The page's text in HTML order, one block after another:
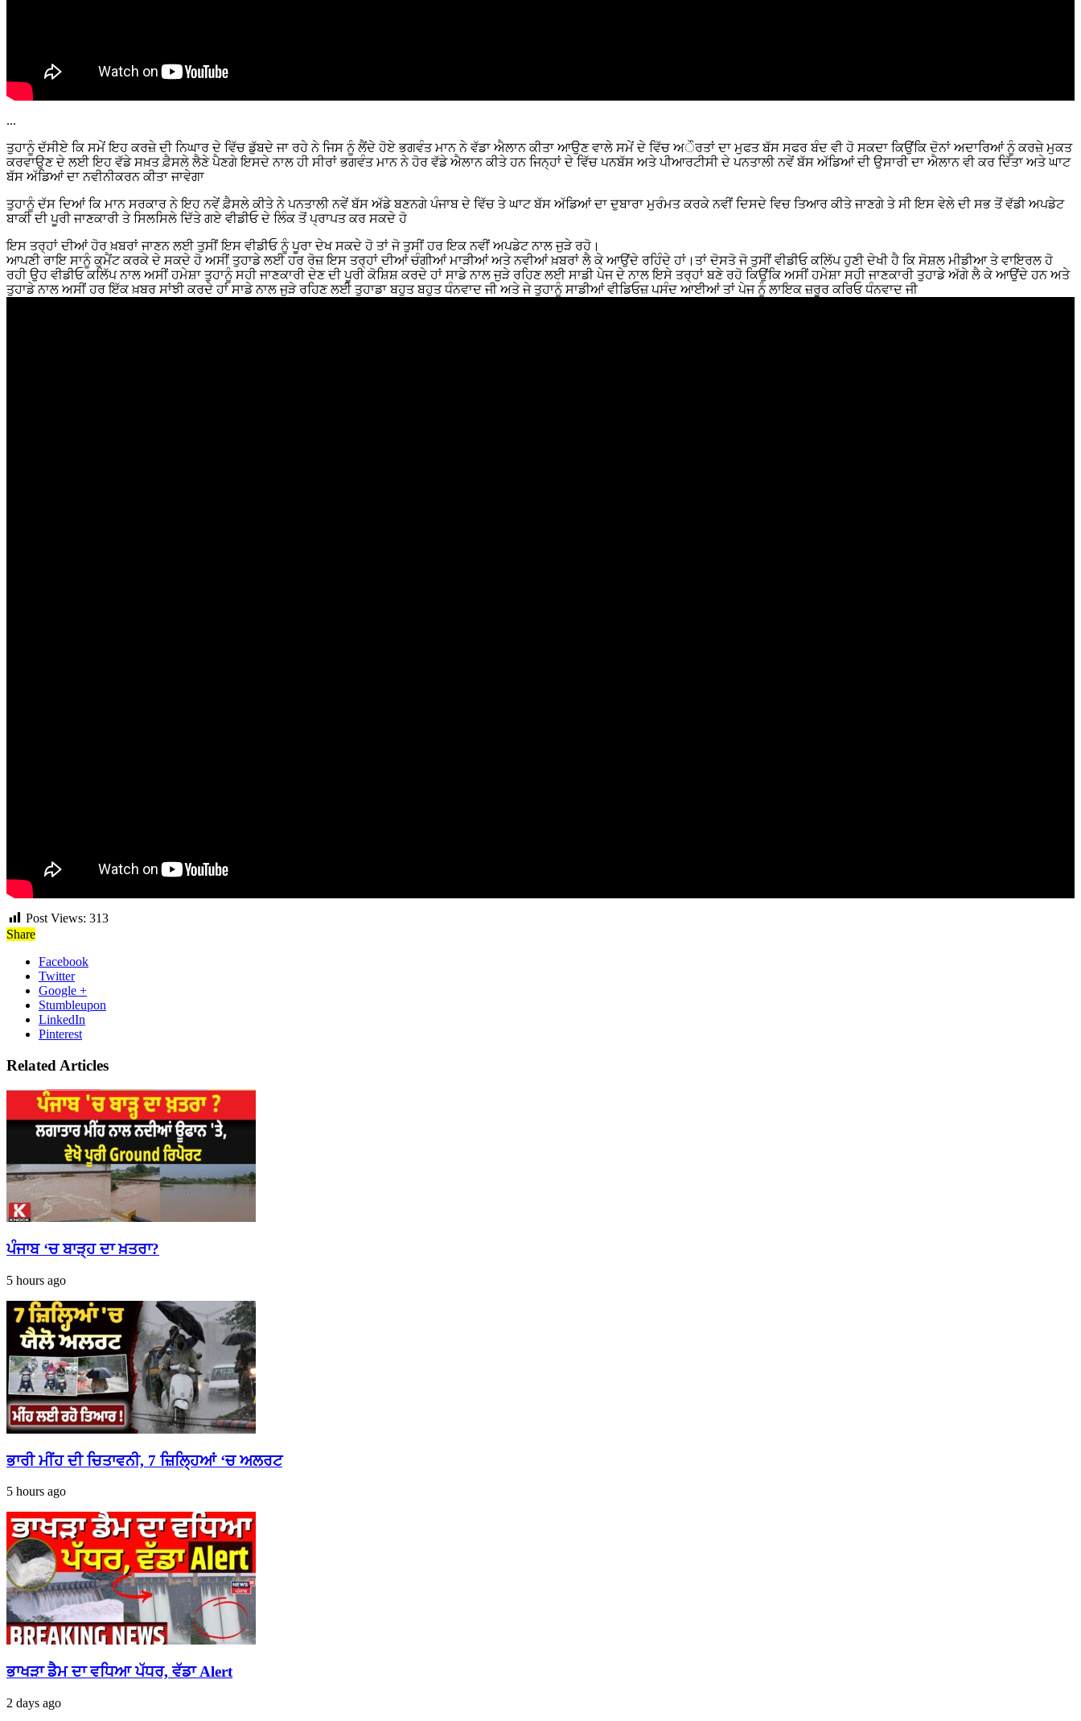
...
ਤੁਹਾਨੂੰ ਦੱਸੀਏ ਕਿ ਸਮੇਂ ਇਹ ਕਰਜ਼ੇ ਦੀ ਨਿਘਾਰ ਦੇ ਵਿੱਚ ਡੁੱਬਦੇ ਜਾ ਰਹੇ ਨੇ ਜਿਸ ਨੂੰ ਲੈਂਦੇ ਹੋਏ ਭਗਵੰਤ ਮਾਨ ਨੇ ਵੱਡਾ ਐਲਾਨ ਕੀਤਾ ਆਉਣ ਵਾਲੇ ਸਮੇਂ ਦੇ ਵਿੱਚ ਅੌਰਤਾਂ ਦਾ ਮੁਫਤ ਬੱਸ ਸਫਰ ਬੰਦ ਵੀ ਹੋ ਸਕਦਾ ਕਿਉਂਕਿ ਦੋਨਾਂ ਅਦਾਰਿਆਂ ਨੂੰ ਕਰਜ਼ੇ ਮੁਕਤ
ਕਰਵਾਉਣ ਦੇ ਲਈ ਇਹ ਵੱਡੇ ਸਖ਼ਤ ਫ਼ੈਸਲੇ ਲੈਣੇ ਪੈਣਗੇ ਇਸਦੇ ਨਾਲ ਹੀ ਸੀਰਾਂ ਭਗਵੰਤ ਮਾਨ ਨੇ ਹੋਰ ਵੱਡੇ ਐਲਾਨ ਕੀਤੇ ਹਨ ਜਿਨ੍ਹਾਂ ਦੇ ਵਿੱਚ ਪਨਬੱਸ ਅਤੇ ਪੀਆਰਟੀਸੀ ਦੇ ਪਨਤਾਲੀ ਨਵੇਂ ਬੱਸ ਅੱਡਿਆਂ ਦੀ ਉਸਾਰੀ ਦਾ ਐਲਾਨ ਵੀ ਕਰ ਦਿੱਤਾ ਅਤੇ ਘਾਟ
ਬੱਸ ਅੱਡਿਆਂ ਦਾ ਨਵੀਨੀਕਰਨ ਕੀਤਾ ਜਾਵੇਗਾ
ਤੁਹਾਨੂੰ ਦੱਸ ਦਿਆਂ ਕਿ ਮਾਨ ਸਰਕਾਰ ਨੇ ਇਹ ਨਵੇਂ ਫ਼ੈਸਲੇ ਕੀਤੇ ਨੇ ਪਨਤਾਲੀ ਨਵੇਂ ਬੱਸ ਅੱਡੇ ਬਣਨਗੇ ਪੰਜਾਬ ਦੇ ਵਿੱਚ ਤੇ ਘਾਟ ਬੱਸ ਅੱਡਿਆਂ ਦਾ ਦੁਬਾਰਾ ਮੁਰੰਮਤ ਕਰਕੇ ਨਵੀਂ ਦਿਸਦੇ ਵਿਚ ਤਿਆਰ ਕੀਤੇ ਜਾਣਗੇ ਤੇ ਸੀ ਇਸ ਵੇਲੇ ਦੀ ਸਭ ਤੋਂ ਵੱਡੀ ਅਪਡੇਟ
ਬਾਕੀ ਦੀ ਪੂਰੀ ਜਾਣਕਾਰੀ ਤੇ ਸਿਲਸਿਲੇ ਦਿੱਤੇ ਗਏ ਵੀਡੀਓ ਦੇ ਲਿੰਕ ਤੋਂ ਪ੍ਰਾਪਤ ਕਰ ਸਕਦੇ ਹੋ
ਇਸ ਤਰ੍ਹਾਂ ਦੀਆਂ ਹੋਰ ਖ਼ਬਰਾਂ ਜਾਣਨ ਲਈ ਤੁਸੀਂ ਇਸ ਵੀਡੀਓ ਨੂੰ ਪੂਰਾ ਦੇਖ ਸਕਦੇ ਹੋ ਤਾਂ ਜੋ ਤੁਸੀਂ ਹਰ ਇਕ ਨਵੀਂ ਅਪਡੇਟ ਨਾਲ ਜੁੜੇ ਰਹੋ।
ਆਪਣੀ ਰਾਇ ਸਾਨੂੰ ਕੁਮੈਂਟ ਕਰਕੇ ਦੇ ਸਕਦੇ ਹੋ ਅਸੀਂ ਤੁਹਾਡੇ ਲਈ ਹਰ ਰੋਜ਼ ਇਸ ਤਰ੍ਹਾਂ ਦੀਆਂ ਚੰਗੀਆਂ ਮਾੜੀਆਂ ਅਤੇ ਨਵੀਆਂ ਖ਼ਬਰਾਂ ਲੈ ਕੇ ਆਉਂਦੇ ਰਹਿੰਦੇ ਹਾਂ।ਤਾਂ ਦੋਸਤੋ ਜੋ ਤੁਸੀਂ ਵੀਡੀਓ ਕਲਿੱਪ ਹੁਣੀ ਦੇਖੀ ਹੈ ਕਿ ਸੋਸ਼ਲ ਮੀਡੀਆ ਤੇ ਵਾਇਰਲ ਹੋ
ਰਹੀ ਉਹ ਵੀਡੀਓ ਕਲਿੱਪ ਨਾਲ ਅਸੀਂ ਹਮੇਸ਼ਾ ਤੁਹਾਨੂੰ ਸਹੀ ਜਾਣਕਾਰੀ ਦੇਣ ਦੀ ਪੂਰੀ ਕੋਸ਼ਿਸ਼ ਕਰਦੇ ਹਾਂ ਸਾਡੇ ਨਾਲ ਜੁੜੇ ਰਹਿਣ ਲਈ ਸਾਡੀ ਪੇਜ ਦੇ ਨਾਲ ਇਸੇ ਤਰ੍ਹਾਂ ਬਣੇ ਰਹੋ ਕਿਉਂਕਿ ਅਸੀਂ ਹਮੇਸ਼ਾ ਸਹੀ ਜਾਣਕਾਰੀ ਤੁਹਾਡੇ ਅੱਗੇ ਲੈ ਕੇ ਆਉਂਦੇ ਹਨ ਅਤੇ
ਤੁਹਾਡੇ ਨਾਲ ਅਸੀਂ ਹਰ ਇੱਕ ਖ਼ਬਰ ਸਾਂਝੀ ਕਰਦੇ ਹਾਂ ਸਾਡੇ ਨਾਲ ਜੁੜੇ ਰਹਿਣ ਲਈ ਤੁਹਾਡਾ ਬਹੁਤ ਬਹੁਤ ਧੰਨਵਾਦ ਜੀ ਅਤੇ ਜੇ ਤੁਹਾਨੂੰ ਸਾਡੀਆਂ ਵੀਡਿਓਜ਼ ਪਸੰਦ ਆਈਆਂ ਤਾਂ ਪੇਜ ਨੂੰ ਲਾਇਕ ਜ਼ਰੂਰ ਕਰਿਓ ਧੰਨਵਾਦ ਜੀ
Post Views: 313
Share
Facebook
Twitter
Google +
Stumbleupon
LinkedIn
Pinterest
Related Articles
ਪੰਜਾਬ ‘ਚ ਬਾੜ੍ਹ ਦਾ ਖ਼ਤਰਾ?
5 hours ago
ਭਾਰੀ ਮੀਂਹ ਦੀ ਚਿਤਾਵਨੀ, 7 ਜ਼ਿਲ੍ਹਿਆਂ ‘ਚ ਅਲਰਟ
5 hours ago
ਭਾਖੜਾ ਡੈਮ ਦਾ ਵਧਿਆ ਪੱਧਰ, ਵੱਡਾ Alert
2 days ago